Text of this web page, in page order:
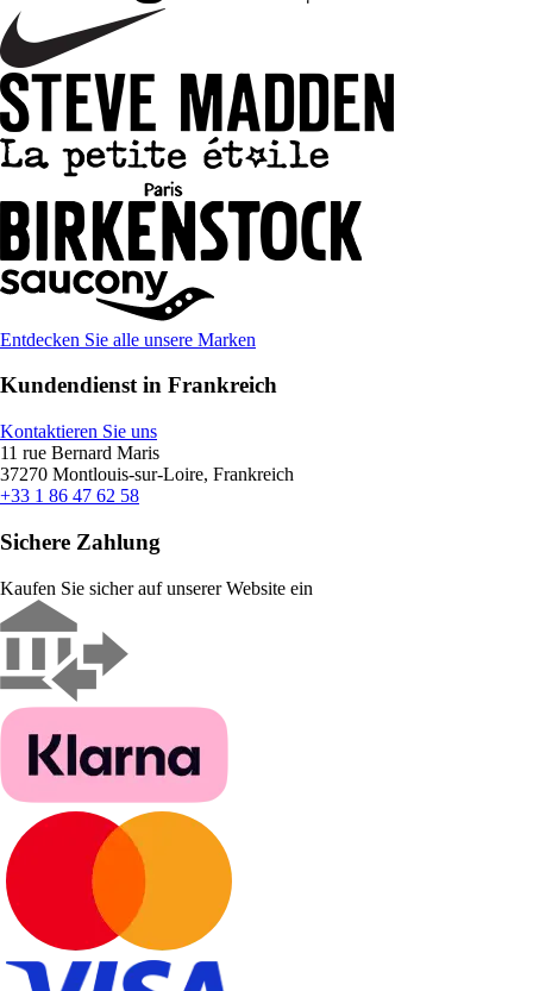
Entdecken Sie alle unsere Marken
Kundendienst in Frankreich
Kontaktieren Sie uns
11 rue Bernard Maris
37270 Montlouis-sur-Loire, Frankreich
+33 1 86 47 62 58
Sichere Zahlung
Kaufen Sie sicher auf unserer Website ein